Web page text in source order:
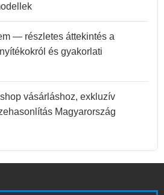
— részletes áttekintés a
és gyakorlati
vásárláshoz, exkluzív
Magyarország